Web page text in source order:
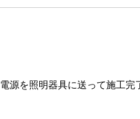
源を照明器具に送って施工完